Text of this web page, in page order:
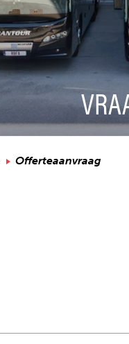
Offerteaanvraag